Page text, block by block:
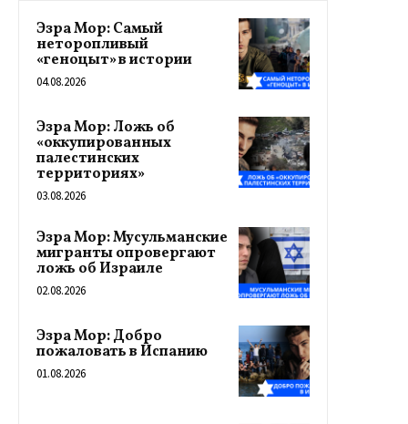
Эзра Мор: Самый
неторопливый
«геноцыт» в истории
04.08.2026
Эзра Мор: Ложь об
«оккупированных
палестинских
территориях»
03.08.2026
Эзра Мор: Мусульманские
мигранты опровергают
ложь об Израиле
02.08.2026
Эзра Мор: Добро
пожаловать в Испанию
01.08.2026